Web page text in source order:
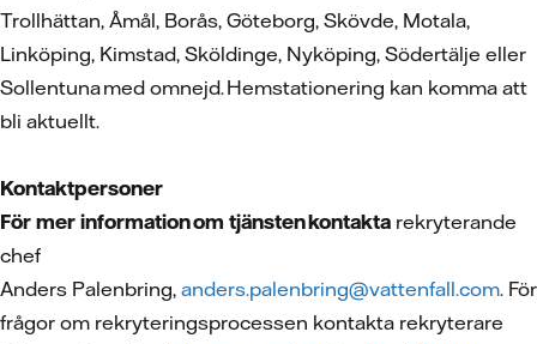
Trollhättan, Åmål, Borås, Göteborg, Skövde, Motala,
Linköping, Kimstad, Sköldinge, Nyköping, Södertälje eller
Sollentuna med omnejd. Hemstationering kan komma att
bli aktuellt.
Kontaktpersoner
För mer information om tjänsten kontakta rekryterande
chef
Anders Palenbring, anders.palenbring@vattenfall.com. För
frågor om rekryteringsprocessen kontakta rekryterare